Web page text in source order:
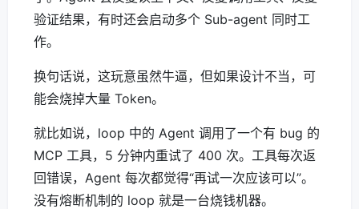
验证结果，有时还会启动多个 Sub-agent 同时工
作。
换句话说，这玩意虽然牛逼，但如果设计不当，可
能会烧掉大量 Token。
就比如说，loop 中的 Agent 调用了一个有 bug 的
MCP 工具，5 分钟内重试了 400 次。工具每次返
回错误，Agent 每次都觉得“再试一次应该可以”。
没有熔断机制的 loop 就是一台烧钱机器。